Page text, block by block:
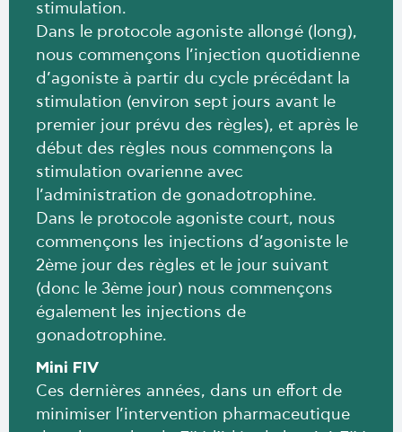
stimulation.
Dans le protocole agoniste allongé (long),
nous commençons l’injection quotidienne
d’agoniste à partir du cycle précédant la
stimulation (environ sept jours avant le
premier jour prévu des règles), et après le
début des règles nous commençons la
stimulation ovarienne avec
l’administration de gonadotrophine.
Dans le protocole agoniste court, nous
commençons les injections d’agoniste le
2ème jour des règles et le jour suivant
(donc le 3ème jour) nous commençons
également les injections de
gonadotrophine.
Mini FIV
Ces dernières années, dans un effort de
minimiser l’intervention pharmaceutique